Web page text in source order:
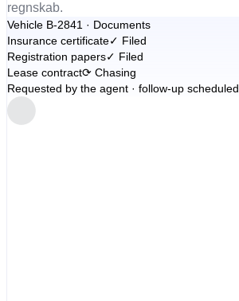
regnskab.
Vehicle B-2841 · Documents
Insurance certificate✓ Filed
Registration papers✓ Filed
Lease contract⟳ Chasing
Requested by the agent · follow-up scheduled